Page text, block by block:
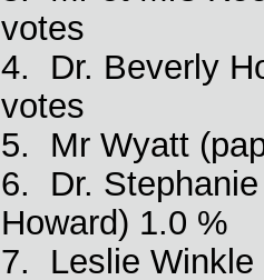
votes
4. Dr. Beverly
votes
5. Mr Wyatt
6. Dr.
Howard) 1.0
7. Leslie Winkle